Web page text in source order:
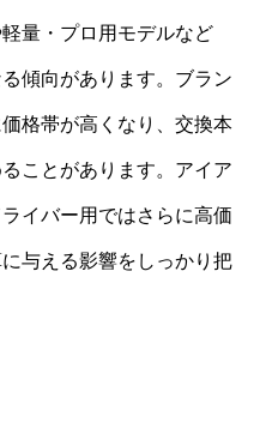
量・プロ用モデルなど
傾向があります。ブラン
格帯が高くなり、交換本
ことがあります。アイア
イバー用ではさらに高価
与える影響をしっかり把